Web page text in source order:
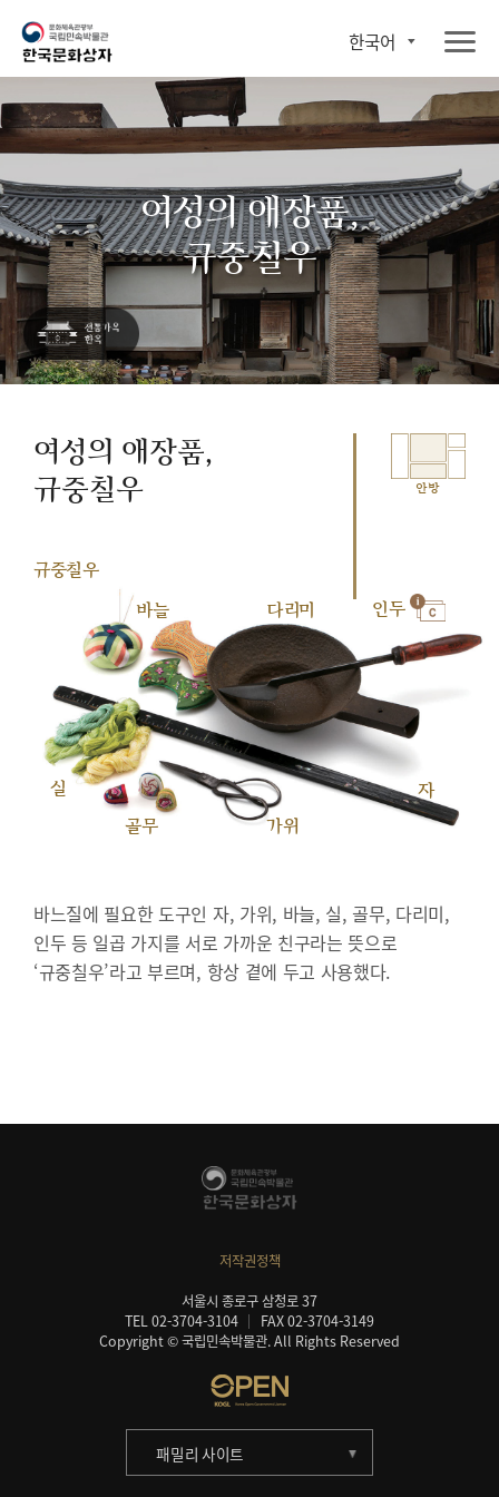
한국어
여성의 애장품,
규중칠우
여성의 애장품,
규중칠우
안방
규중칠우
바늘
다리미 인두
실
골무
가위
자
바느질에 필요한 도구인 자, 가위, 바늘, 실, 골무, 다리미,
인두 등 일곱 가지를 서로 가까운 친구라는 뜻으로
‘규중칠우’라고 부르며, 항상 곁에 두고 사용했다.
저작권정책
서울시 종로구 삼청로 37
TEL 02-3704-3104
FAX 02-3704-3149
Copyright © 국립민속박물관. All Rights Reserved
패밀리 사이트